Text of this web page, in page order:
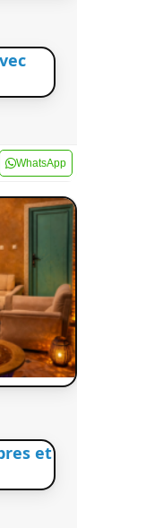
WhatsApp
et